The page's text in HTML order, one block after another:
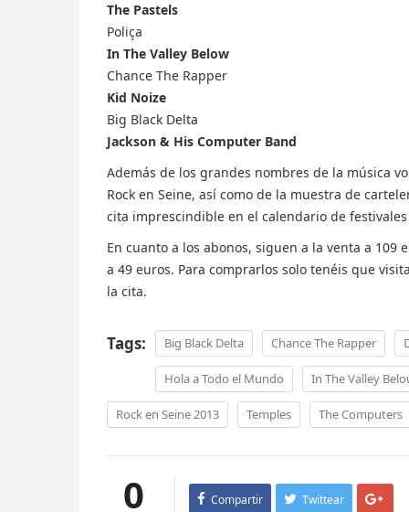
The Pastels
Poliça
In The Valley Below
Chance The Rapper
Kid Noize
Big Black Delta
Jackson & His Computer Band
Además de los grandes nombres de la música
Rock en Seine, así como de la muestra de
cita imprescindible en el calendario de
En cuanto a los abonos, siguen a la venta a
a 49 euros. Para comprarlos solo tenéis que
la cita.
Tags: Big Black Delta Chance The Rapper
Hola a Todo el Mundo In The Valley
Rock en Seine 2013 Temples The Computers
0 Compartir Twittear